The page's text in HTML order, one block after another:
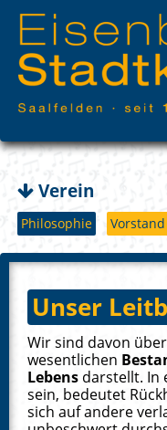
Verein
Philosophie Vorstand
Unser
Wir sind davon
wesentlichen
Lebens darstellt. In
sein, bedeutet
sich auf andere